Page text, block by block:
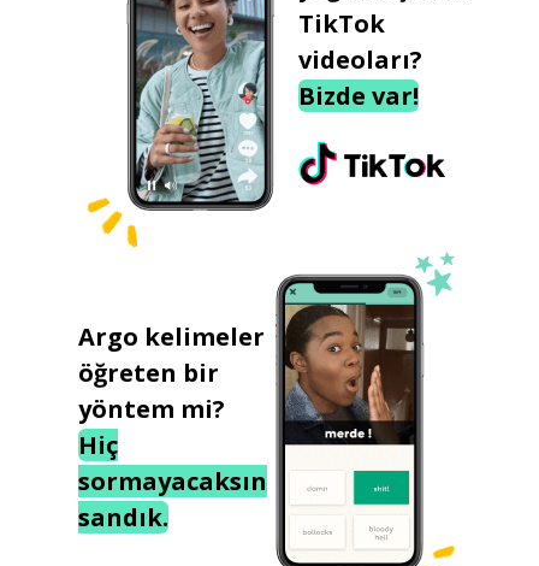
TikTok
videoları?
Bizde var!
Argo kelimeler
öğreten bir
yöntem mi?
Hiç
sormayacaksın
sandık.